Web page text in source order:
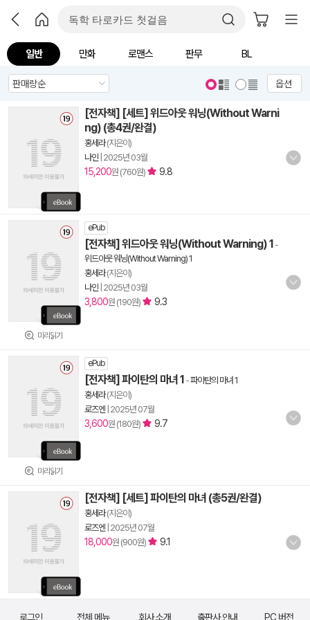
일반 만화 로맨스 판무 BL
옵션
[전자책] [세트] 위드아웃 워닝(Without Warni
ng) (총4권/완결)
홍세라(지은이)
나인 2025년 03월
15,200원 (760원) 9.8
미리읽기
ePub
[전자책] 위드아웃 워닝(Without Warning) 1 -
위드아웃 워닝(Without Warning) 1
홍세라(지은이)
나인 2025년 03월
3,800원 (190원) 9.3
미리읽기
ePub
[전자책] 파이탄의 마녀 1 -파이탄의 마녀 1
홍세라(지은이)
로즈엔 2025년 07월
3,600원 (180원) 9.7
[전자책] [세트] 파이탄의 마녀 (총5권/완결)
홍세라(지은이)
로즈엔 2025년 07월
18,000원 (900원) 9.1
로그인 전체 메뉴 회사 소개 출판사 안내 PC 버전